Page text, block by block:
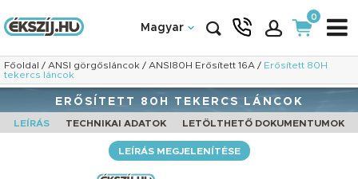
Magyar
0
Főoldal / ANSI görgősláncok / ANSI80H Erősített 16A / Erősített 80H
tekercs láncok
ERŐSÍTETT 80H TEKERCS LÁNCOK
LEÍRÁS TECHNIKAI ADATOK LETÖLTHETŐ DOKUMENTUMOK
LEÍRÁS MEGJELENÍTÉSE